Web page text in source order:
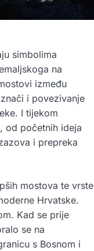
simbolima
na
između
i povezivanje
I tijekom
od početnih ideja
i prepreka
mostova te vrste
Hrvatske.
Kad se prije
se na
s Bosnom i